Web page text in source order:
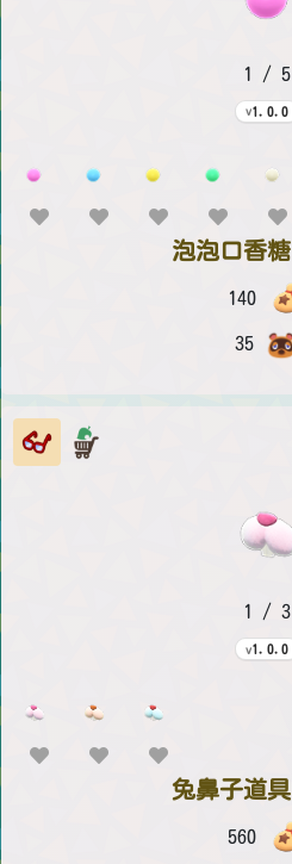
1 / 5
1.0.0
泡泡口香糖
140
35
1 / 3
1.0.0
兔鼻子道具
560